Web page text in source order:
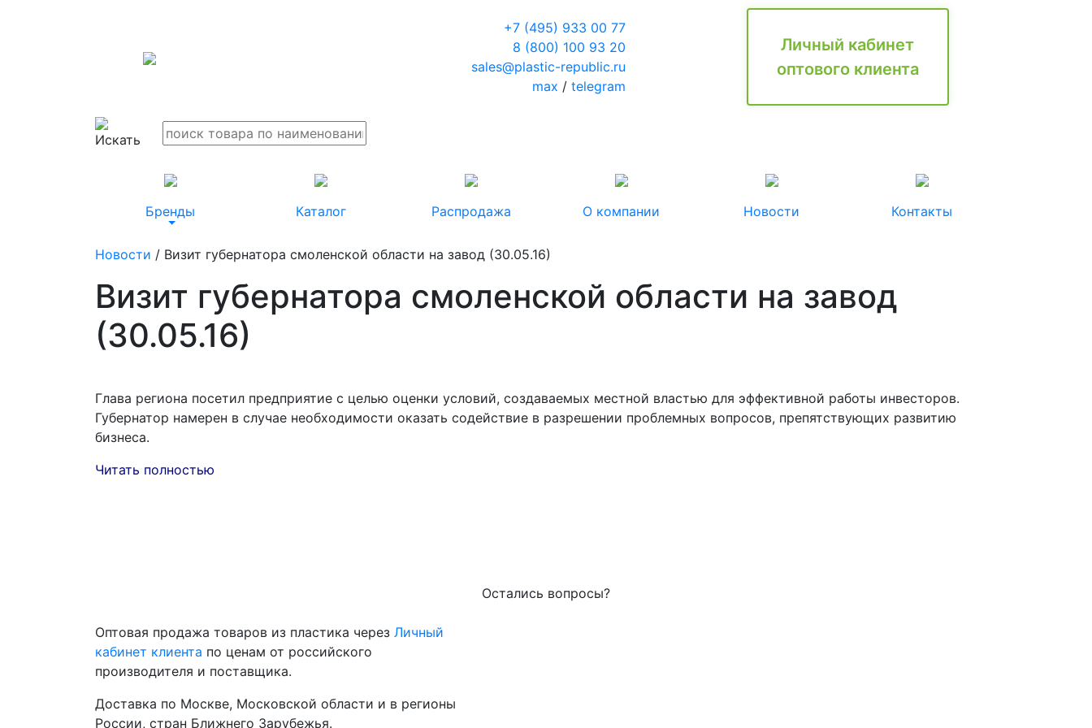
+7 (495) 933 00 77
8 (800) 100 93 20
sales@plastic-republic.ru
max / telegram
Личный кабинет
оптового клиента
Бренды Каталог Распродажа О компании Новости Контакты
Новости / Визит губернатора смоленской области на завод (30.05.16)
Визит губернатора смоленской области на завод
(30.05.16)
Глава региона посетил предприятие с целью оценки условий, создаваемых местной властью для эффективной работы инвесторов.
Губернатор намерен в случае необходимости оказать содействие в разрешении проблемных вопросов, препятствующих развитию
бизнеса.
Читать полностью
Остались вопросы?
Оптовая продажа товаров из пластика через Личный
кабинет клиента по ценам от российского
производителя и поставщика.
Доставка по Москве, Московской области и в регионы
России, стран Ближнего Зарубежья.